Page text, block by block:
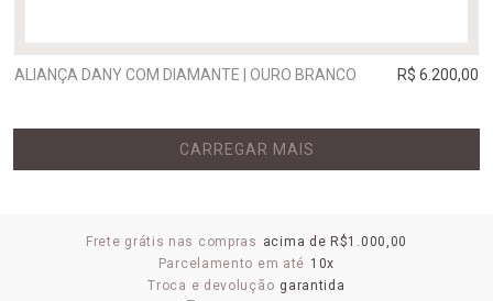
ALIANÇA DANY COM DIAMANTE | OURO BRANCO R$ 6.200,00
CARREGAR MAIS
Frete grátis nas compras acima de R$1.000,00
Parcelamento em até 10x
Troca e devolução garantida